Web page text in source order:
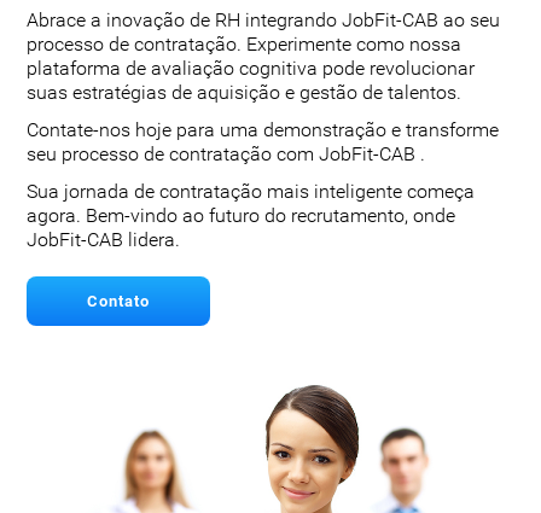
Abrace a inovação de RH integrando JobFit-CAB ao seu
processo de contratação. Experimente como nossa
plataforma de avaliação cognitiva pode revolucionar
suas estratégias de aquisição e gestão de talentos.
Contate-nos hoje para uma demonstração e transforme
seu processo de contratação com JobFit-CAB .
Sua jornada de contratação mais inteligente começa
agora. Bem-vindo ao futuro do recrutamento, onde
JobFit-CAB lidera.
Contato